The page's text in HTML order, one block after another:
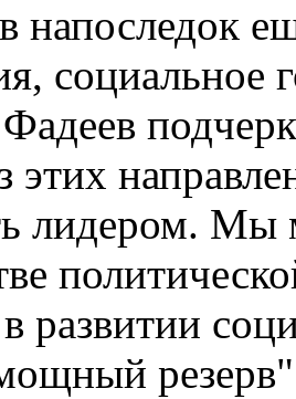
напоследок
социальное
этих
лидером. Мы
развитии